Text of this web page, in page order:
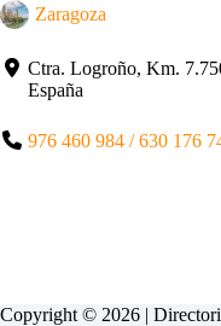
Zaragoza
Ctra. Logroño, Km.
España
976 460 984 / 630 176
Copyright © 2026 |